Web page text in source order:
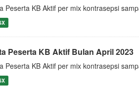
Peserta KB Aktif per mix kontrasepsi
Peserta KB Aktif Bulan April 2023
Peserta KB Aktif per mix kontrasepsi